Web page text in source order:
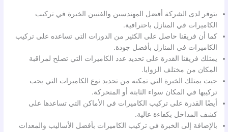
يتوفر لدى الشركة أفضل المهندسين والفنيين الخبرة في تركيب
الكاميرات في المنازل باحترافية.
كما أن فريقنا حاصل على الكثير من الدورات التي تساعده على تركيب
الكاميرات في المنازل بأفضل جودة.
يمتلك فريقنا القدرة على تحديد عدد الكاميرات التي تصلح لمراقبة
المكان من مختلف الزوايا.
حيث يمتلك الخبرة التي تمكنه من تحديد نوع الكاميرات التي يجب
تركيبها في المكان سواء الثابتة أو المتحركة.
أيضًا القدرة على تركيب الكاميرات في الأماكن التي تساعدها على
كشف المداخل بكفاءة عالية.
بالإضافة إلى الخبرة في تركيب الكاميرات بأفضل الأساليب والمعدات